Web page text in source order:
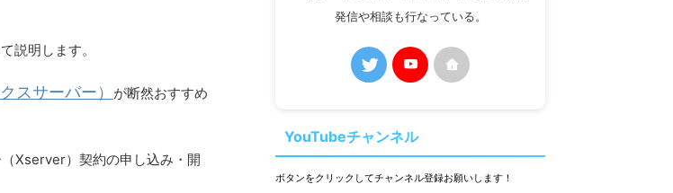
説明します。
スサーバー）
が断然おすすめ
Xserver）契約の申し込み・開
発信や相談も行なっている。
YouTubeチャンネル
ボタンをクリックしてチャンネル登録お願いします！